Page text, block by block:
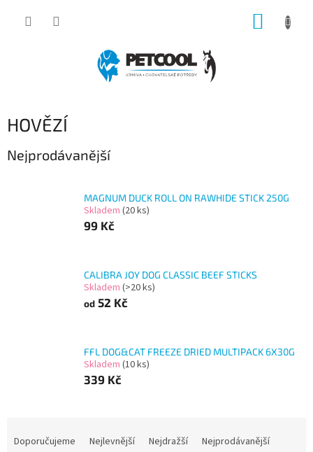
HOVĚZÍ
Nejprodávanější
MAGNUM DUCK ROLL ON RAWHIDE STICK 250G
Skladem (20 ks)
99 Kč
CALIBRA JOY DOG CLASSIC BEEF STICKS
Skladem (>20 ks)
od 52 Kč
FFL DOG&CAT FREEZE DRIED MULTIPACK 6X30G
Skladem (10 ks)
339 Kč
Doporučujeme Nejlevnější Nejdražší
Nejprodávanější